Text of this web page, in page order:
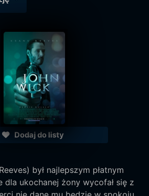
Dodaj do listy
był najlepszym płatnym
dla ukochanej żony wycofał się z